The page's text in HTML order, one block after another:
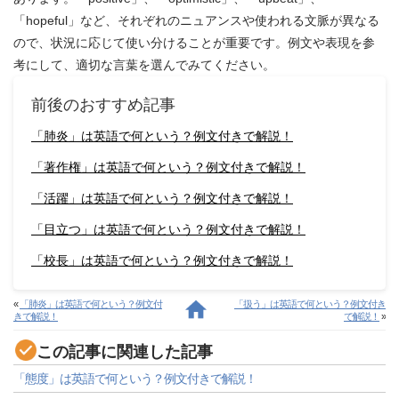
「hopeful」など、それぞれのニュアンスや使われる文脈が異なる
ので、状況に応じて使い分けることが重要です。例文や表現を参
考にして、適切な言葉を選んでみてください。
前後のおすすめ記事
「肺炎」は英語で何という？例文付きで解説！
「著作権」は英語で何という？例文付きで解説！
「活躍」は英語で何という？例文付きで解説！
「目立つ」は英語で何という？例文付きで解説！
「校長」は英語で何という？例文付きで解説！
« 「肺炎」は英語で何という？例文付
きで解説！
「扱う」は英語で何という？例文付き
で解説！ »
この記事に関連した記事
「態度」は英語で何という？例文付きで解説！